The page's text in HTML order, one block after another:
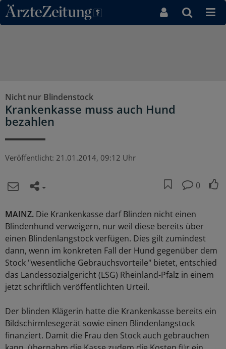
Direkt zum Inhaltsbereich
Nicht nur Blindenstock
Krankenkasse muss auch Hund
bezahlen
Veröffentlicht: 21.01.2014, 09:12 Uhr
0
MAINZ. Die Krankenkasse darf Blinden nicht einen
Blindenhund verweigern, nur weil diese bereits über
einen Blindenlangstock verfügen. Dies gilt zumindest
dann, wenn im konkreten Fall der Hund gegenüber dem
Stock "wesentliche Gebrauchsvorteile" bietet, entschied
das Landessozialgericht (LSG) Rheinland-Pfalz in einem
jetzt schriftlich veröffentlichten Urteil.
Der blinden Klägerin hatte die Krankenkasse bereits ein
Bildschirmlesegerät sowie einen Blindenlangstock
finanziert. Damit die Frau den Stock auch gebrauchen